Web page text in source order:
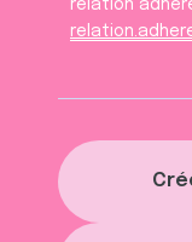
relation